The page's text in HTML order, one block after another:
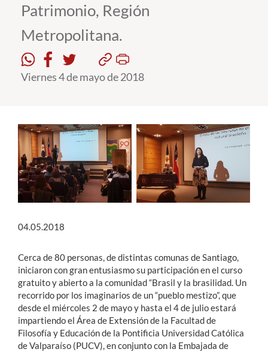
Alumni
English
Patrimonio, Región
Metropolitana.
Viernes 4 de mayo de 2018
04.05.2018
Cerca de 80 personas, de distintas comunas de Santiago,
iniciaron con gran entusiasmo su participación en el curso
gratuito y abierto a la comunidad “Brasil y la brasilidad. Un
recorrido por los imaginarios de un “pueblo mestizo”, que
desde el miércoles 2 de mayo y hasta el 4 de julio estará
impartiendo el Área de Extensión de la Facultad de
Filosofía y Educación de la Pontificia Universidad Católica
de Valparaíso (PUCV), en conjunto con la Embajada de